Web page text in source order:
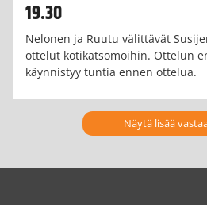
19.30
Nelonen ja Ruutu välittävät
ottelut kotikatsomoihin. Ottelun
käynnistyy tuntia ennen ottelua.
Näytä lisää